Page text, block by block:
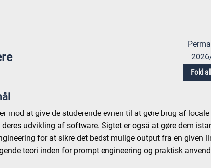
Fold
mod at give de studerende evnen til at gøre brug af locale
deres udvikling af software. Sigtet er også at gøre dem
for at sikre det bedst mulige output fra en given
teori inden for prompt engineering og praktisk